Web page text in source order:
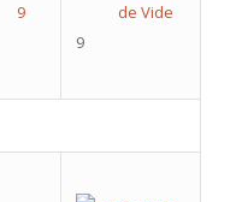
de Vide
9